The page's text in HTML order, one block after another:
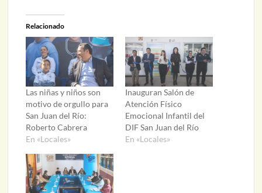
Relacionado
Las niñas y niños son
motivo de orgullo para
San Juan del Río:
Roberto Cabrera
En «Locales»
Inauguran Salón de
Atención Físico
Emocional Infantil del
DIF San Juan del Río
En «Locales»